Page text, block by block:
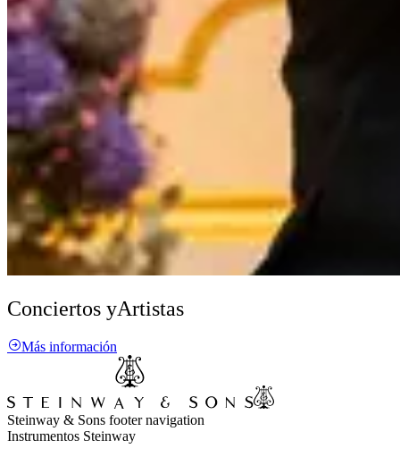
Conciertos yArtistas
Más información
Steinway & Sons footer navigation
Instrumentos Steinway